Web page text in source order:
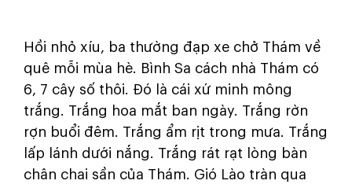
Hồi nhỏ xíu, ba thường đạp xe chở Thám về
quê mỗi mùa hè. Bình Sa cách nhà Thám có
6, 7 cây số thôi. Đó là cái xứ minh mông
trắng. Trắng hoa mắt ban ngày. Trắng rờn
rợn buổi đêm. Trắng ẩm rịt trong mưa. Trắng
lấp lánh dưới nắng. Trắng rát rạt lòng bàn
chân chai sần của Thám. Gió Lào tràn qua